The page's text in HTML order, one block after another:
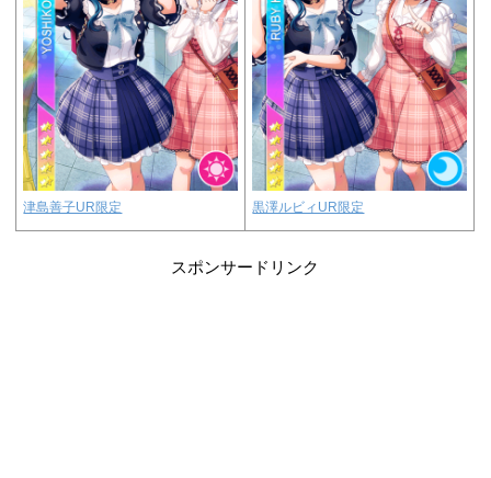
津島善子UR限定 黒澤ルビィUR限定
スポンサードリンク